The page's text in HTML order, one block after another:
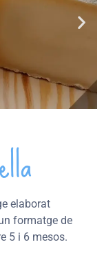
elaborat
formatge de
5 i 6 mesos.